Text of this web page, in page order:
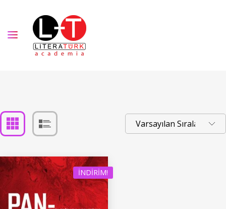
İNDIRIM!